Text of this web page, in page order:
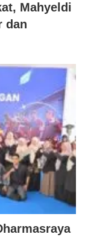
Mahyeldi
dan